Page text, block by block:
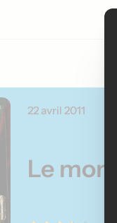
22 avril 2011
Le